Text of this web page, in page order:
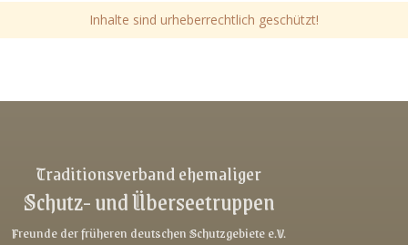
Inhalte sind urheberrechtlich geschützt!
Traditionsverband ehemaliger
Schutz- und Überseetruppen
Freunde der früheren deutschen Schutzgebiete e.V.